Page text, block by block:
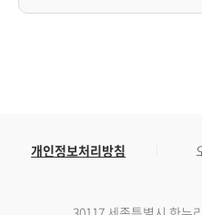
개인정보처리방침